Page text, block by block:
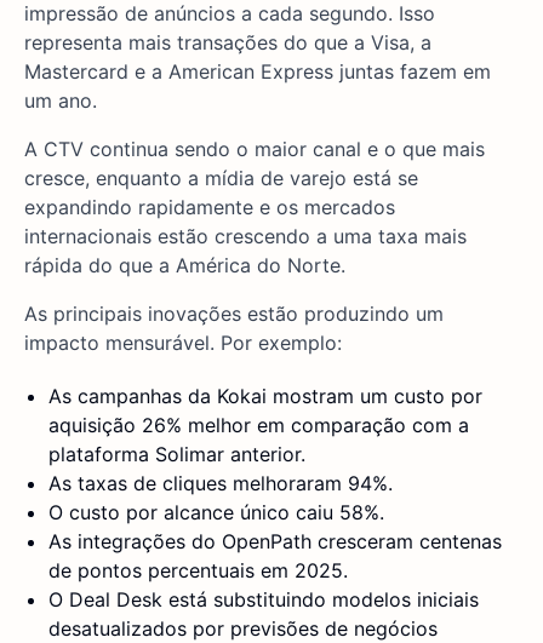
impressão de anúncios a cada segundo. Isso
representa mais transações do que a Visa, a
Mastercard e a American Express juntas fazem em
um ano.
A CTV continua sendo o maior canal e o que mais
cresce, enquanto a mídia de varejo está se
expandindo rapidamente e os mercados
internacionais estão crescendo a uma taxa mais
rápida do que a América do Norte.
As principais inovações estão produzindo um
impacto mensurável. Por exemplo:
As campanhas da Kokai mostram um custo por
aquisição 26% melhor em comparação com a
plataforma Solimar anterior.
As taxas de cliques melhoraram 94%.
O custo por alcance único caiu 58%.
As integrações do OpenPath cresceram centenas
de pontos percentuais em 2025.
O Deal Desk está substituindo modelos iniciais
desatualizados por previsões de negócios